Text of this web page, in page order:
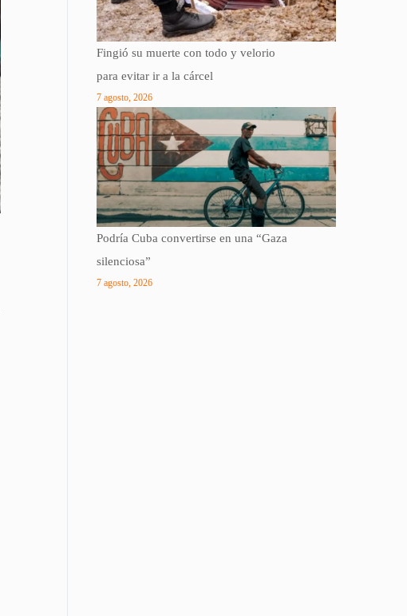
Fingió su muerte con todo y velorio
para evitar ir a la cárcel
7 agosto, 2026
Podría Cuba convertirse en una “Gaza
silenciosa”
7 agosto, 2026